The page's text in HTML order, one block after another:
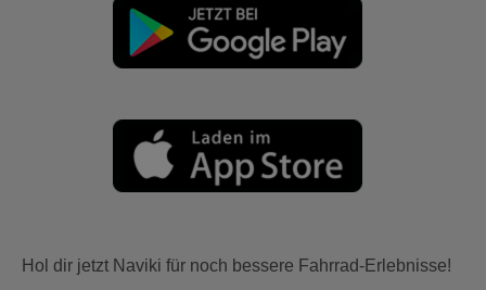
Hol dir jetzt Naviki für noch bessere Fahrrad-Erlebnisse!